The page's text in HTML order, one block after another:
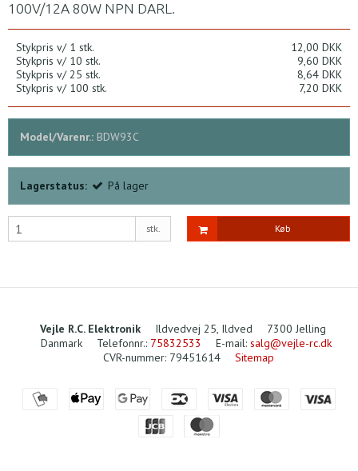
100V/12A 80W NPN DARL.
Stykpris v/ 1 stk.
12,00 DKK
Stykpris v/ 10 stk.
9,60 DKK
Stykpris v/ 25 stk.
8,64 DKK
Stykpris v/ 100 stk.
7,20 DKK
Model/Varenr.: BDW93C
Lagerstatus: På lager
stk. Køb
Vejle R.C. Elektronik Ildvedvej 25, Ildved
7300 Jelling
Danmark
Telefonnr.: 75832533 E-mail: salg@vejle-rc.dk
CVR-nummer: 79451614 Sitemap